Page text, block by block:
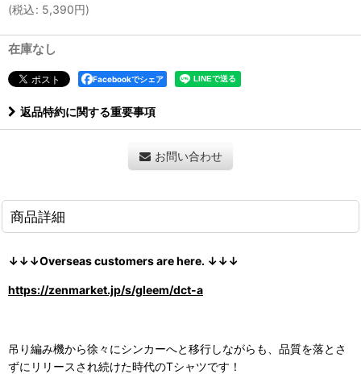
(税込: 5,390円)
在庫なし
Facebookでシェア
返品特約に関する重要事項
お問い合わせ
商品詳細
↓↓↓Overseas customers are here. ↓↓↓
https://zenmarket.jp/s/gleem/dct-a
吊り編み機から徐々にシンカーへと移行しながらも、品質を落とさ
ずにリリースされ続けた時代のTシャツです！